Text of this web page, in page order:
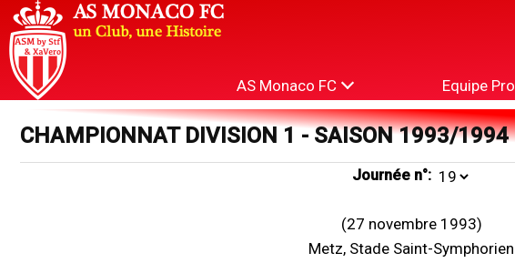
AS Monaco FC Equipe Pro
CHAMPIONNAT DIVISION 1 - SAISON 1993/1994
Journée n°:
(27 novembre 1993)
Metz, Stade Saint-Symphorien